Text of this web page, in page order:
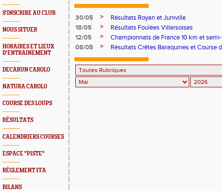
S'INSCRIRE AU CLUB
NOUS SITUER
HORAIRES ET LIEUX
D'ENTRAINEMENT
DECARUN CAROLO
NATURA CAROLO
COURSE DES LOUPS
RÉSULTATS
CALENDRIERS COURSES
ESPACE "PISTE"
RÉGLEMENT FFA
BILANS
30/05 >
Résultats Royan et Juniville
18/05
>
Résultats Foulées Villersoises
12/05
>
Championnats de France 10 km et
08/05
> Résultats Crêtes Baraquines et Course